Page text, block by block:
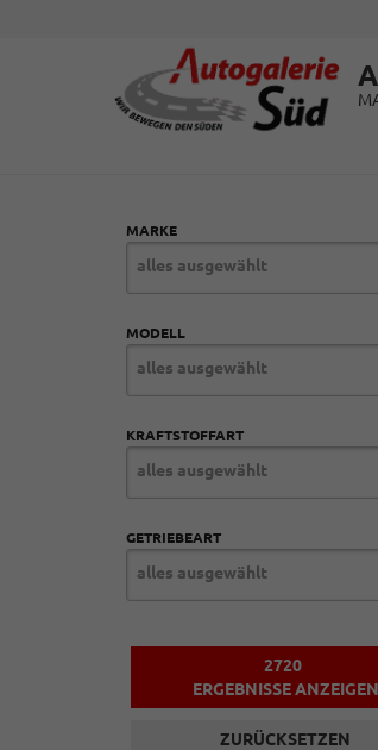
MARKE
alles ausgewählt
MODELL
alles ausgewählt
KRAFTSTOFFART
alles ausgewählt
GETRIEBEART
alles ausgewählt
2720
ERGEBNISSE ANZEIGEN
ZURÜCKSETZEN